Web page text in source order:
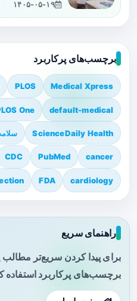
۱۴۰۵-۰۵-۱۹
برچسب‌های پرکاربرد
Medical Xpress
PLOS
default-medical
One
ScienceDaily Health
cancer
PubMed
CDC
cardiology
FDA
راهنمای سریع
برای پیدا کردن سریع‌تر
برچسب‌های پرکاربرد استفاده